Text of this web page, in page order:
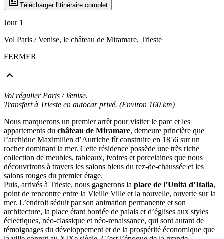
Télécharger l'itinéraire complet
Jour 1
Vol Paris / Venise, le château de Miramare, Trieste
FERMER
Vol régulier Paris / Venise.
Transfert à Trieste en autocar privé. (Environ 160 km)
Nous marquerons un premier arrêt pour visiter le parc et les
appartements du château de Miramare, demeure princière que
l’archiduc Maximilien d’Autriche fît construire en 1856 sur un
rocher dominant la mer. Cette résidence possède une très riche
collection de meubles, tableaux, ivoires et porcelaines que nous
découvrirons à travers les salons bleus du rez-de-chaussée et les
salons rouges du premier étage.
Puis, arrivés à Trieste, nous gagnerons la place de l’Unità d’Italia,
point de rencontre entre la Vieille Ville et la nouvelle, ouverte sur la
mer. L’endroit séduit par son animation permanente et son
architecture, la place étant bordée de palais et d’églises aux styles
éclectiques, néo-classique et néo-renaissance, qui sont autant de
témoignages du développement et de la prospérité économique que